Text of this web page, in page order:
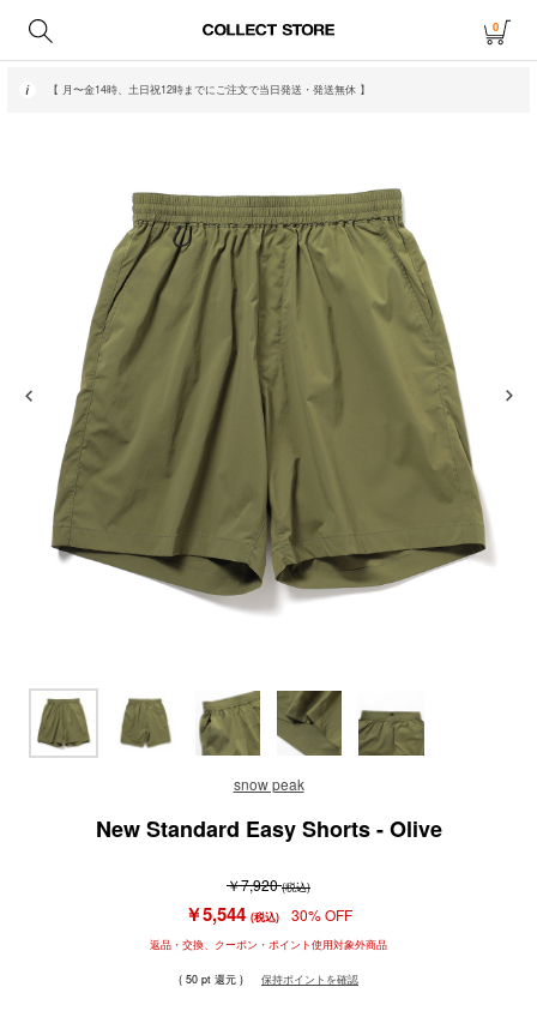
0
【 月〜金14時、土日祝12時までにご注文で当日発送・発送無休 】
snow peak
New Standard Easy Shorts - Olive
￥7,920(税込)
￥5,544 (税込) 30% OFF
返品・交換、クーポン・ポイント使用対象外商品
( 50 pt 還元 ) 保持ポイントを確認